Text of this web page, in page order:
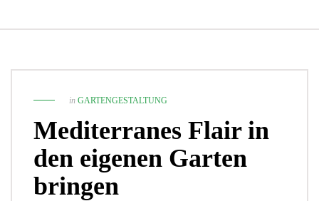
in GARTENGESTALTUNG
Mediterranes Flair in
den eigenen Garten
bringen